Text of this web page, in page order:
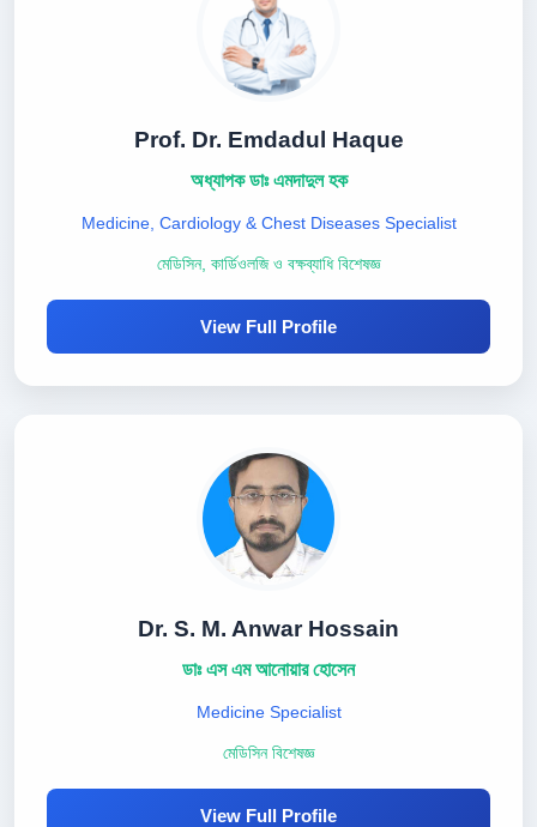
Prof. Dr. Emdadul Haque
অধ্যাপক ডাঃ এমদাদুল হক
Medicine, Cardiology & Chest Diseases Specialist
মেডিসিন, কার্ডিওলজি ও বক্ষব্যাধি বিশেষজ্ঞ
View Full Profile
Dr. S. M. Anwar Hossain
ডাঃ এস এম আনোয়ার হোসেন
Medicine Specialist
মেডিসিন বিশেষজ্ঞ
View Full Profile